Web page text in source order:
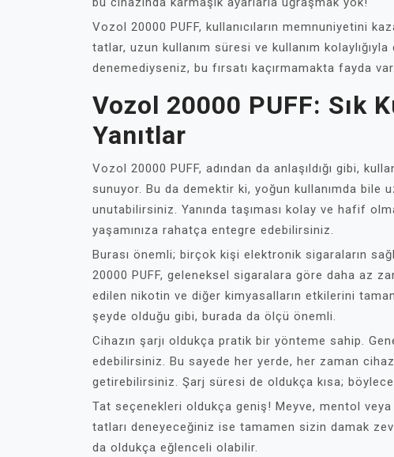
Vozol 20000 PUFF, kullanıcıların memnuniyetini
tatlar, uzun kullanım süresi ve kullanım
denemediyseniz, bu fırsatı kaçırmamakta fayda var.
Vozol 20000 PUFF: Sık
Yanıtlar
Vozol 20000 PUFF, adından da anlaşıldığı gibi,
sunuyor. Bu da demektir ki, yoğun kullanımda bile
unutabilirsiniz. Yanında taşıması kolay ve hafif
yaşamınıza rahatça entegre edebilirsiniz.
Burası önemli; birçok kişi elektronik sigaraların
20000 PUFF, geleneksel sigaralara göre daha az
edilen nikotin ve diğer kimyasalların etkilerini
şeyde olduğu gibi, burada da ölçü önemli.
Cihazın şarjı oldukça pratik bir yönteme sahip.
edebilirsiniz. Bu sayede her yerde, her zaman
getirebilirsiniz. Şarj süresi de oldukça kısa;
Tat seçenekleri oldukça geniş! Meyve, mentol
tatları deneyeceğiniz ise tamamen sizin damak
da oldukça eğlenceli olabilir.